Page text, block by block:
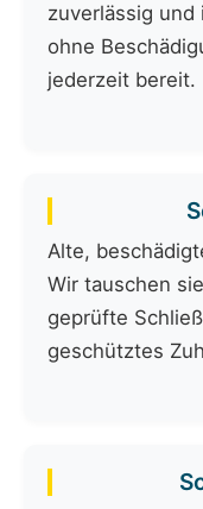
zuverlässig und
ohne
jederzeit bereit.
Alte,
Wir tauschen
geprüfte
geschütztes